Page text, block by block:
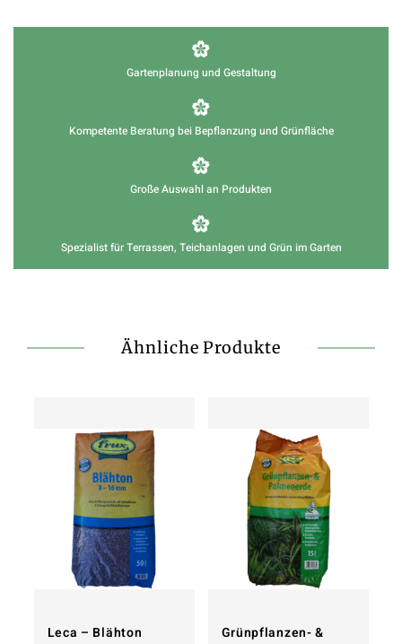
Gartenplanung und Gestaltung
Kompetente Beratung bei Bepflanzung und Grünfläche
Große Auswahl an Produkten
Spezialist für Terrassen, Teichanlagen und Grün im Garten
Ähnliche Produkte
Leca – Blähton
Grünpflanzen- &